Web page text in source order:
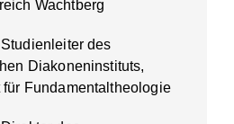
Wachtberg
des
Diakoneninstituts,
für Fundamentaltheologie